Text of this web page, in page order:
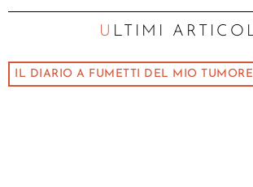
ULTIMI
IL DIARIO A FUMETTI DEL MIO TUMORE